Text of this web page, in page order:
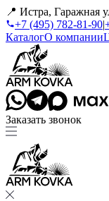
📍 Истра, Гаражная
+7 (495) 782-81-90|
КаталогО компании
Заказать звонок